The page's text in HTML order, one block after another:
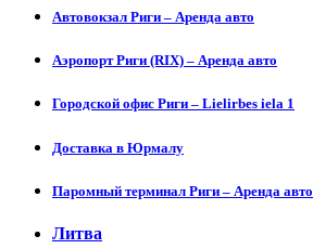
Автовокзал Риги – Аренда авто
Аэропорт Риги (RIX) – Аренда авто
Городской офис Риги – Lielirbes iela 1
Доставка в Юрмалу
Паромный терминал Риги – Аренда авто
Литва